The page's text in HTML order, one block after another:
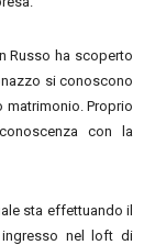
Russo ha scoperto
si conoscono
matrimonio. Proprio
con la
sta effettuando il
nel loft di